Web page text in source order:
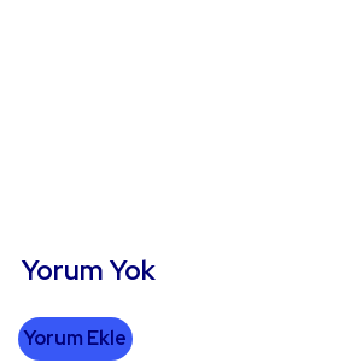
Yorum Yok
Yorum Ekle